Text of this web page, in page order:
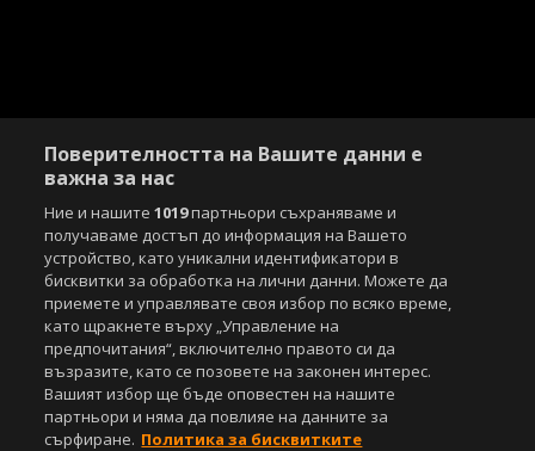
Поверителността на Вашите данни е
важна за нас
Ние и нашите1019партньори съхраняваме и
получаваме достъп до информация на Вашето
устройство, като уникални идентификатори в
бисквитки за обработка на лични данни. Можете да
приемете и управлявате своя избор по всяко време,
като щракнете върху „Управление на
предпочитания“, включително правото си да
възразите, като се позовете на законен интерес.
Вашият избор ще бъде оповестен на нашите
партньори и няма да повлияе на данните за
сърфиране. Политика за бисквитките